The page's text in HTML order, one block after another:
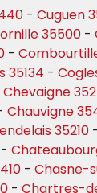
- Cuguen
35500 -
-
35134 -
Chevaigne
Chauvigne
35210 -
-
- Chasne-
- Chartres-